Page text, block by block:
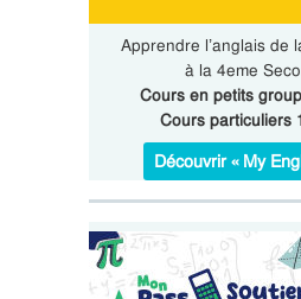
Apprendre l’anglais de
à la 4eme
Cours en petits
Cours particuliers
Découvrir « My